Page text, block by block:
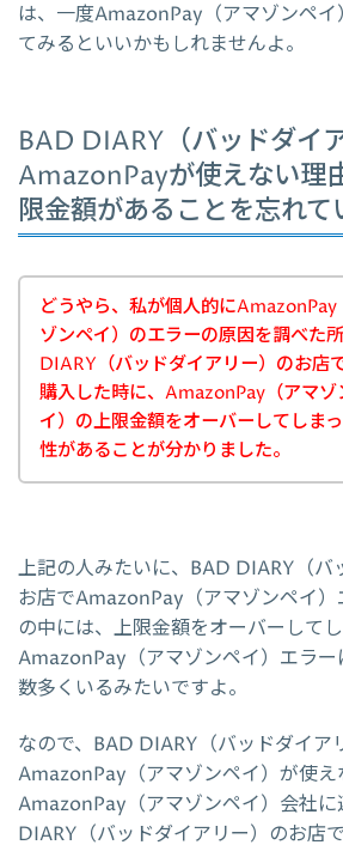
は、一度AmazonPay（アマゾンペ
てみるといいかもしれませんよ。
BAD DIARY（バッドダイ
AmazonPayが使えない理
限金額があることを忘れて
どうやら、私が個人的にAmazonPay
ゾンペイ）のエラーの原因を調べた
DIARY（バッドダイアリー）のお店
購入した時に、AmazonPay（アマゾ
イ）の上限金額をオーバーしてしま
性があることが分かりました。
上記の人みたいに、BAD DIARY（バ
お店でAmazonPay（アマゾンペイ
の中には、上限金額をオーバーして
AmazonPay（アマゾンペイ）エラー
数多くいるみたいですよ。
なので、BAD DIARY（バッドダイア
AmazonPay（アマゾンペイ）が使え
AmazonPay（アマゾンペイ）会社に
DIARY（バッドダイアリー）のお店